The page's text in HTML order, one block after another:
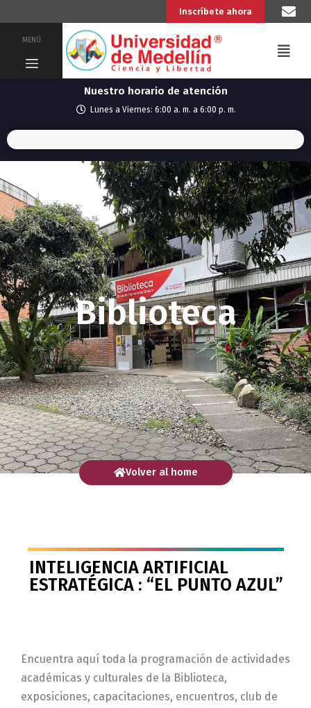
Inscríbete ahora
MENÚ
Nuestro horario de atención
Lunes a Viernes: 6:00 a. m. a 6:00 p. m.
Biblioteca
Volver al home
INTELIGENCIA ARTIFICIAL
ESTRATÉGICA : “EL PUNTO AZUL”
Encuentra aquí toda la programación de actividades
académicas y culturales de la Biblioteca,
exposiciones, capacitaciones, encuentros, club de